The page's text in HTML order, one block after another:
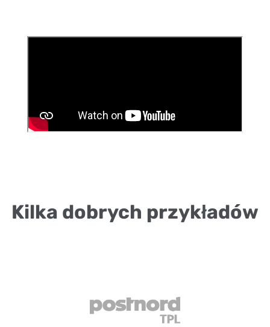
Kilka dobrych przykładów